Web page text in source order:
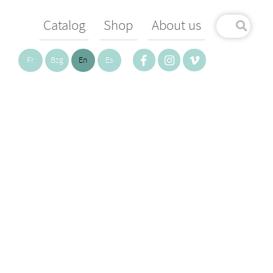
Catalog Shop About us
Fr Bzg En Es